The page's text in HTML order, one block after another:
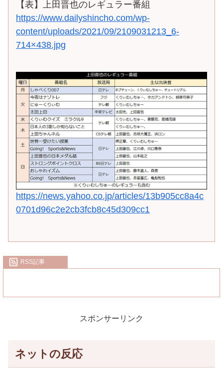
【表】上田晋也のレギュラー番組
https://www.dailyshincho.com/wp-
content/uploads/2021/09/2109031213_6-
714×438.jpg
https://news.yahoo.co.jp/articles/13b905cc8a4c
0701d96c2e2cb3fcb8c45d309cc1
RSS記事
スポンサーリンク
ネットの反応